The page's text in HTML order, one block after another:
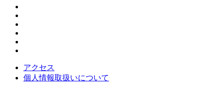
アクセス
個人情報取扱いについて